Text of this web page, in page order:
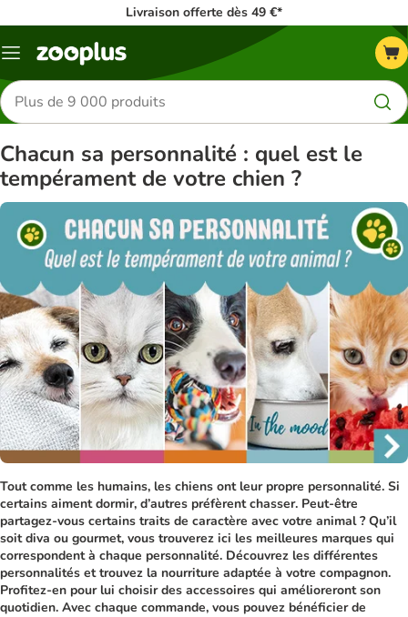
Livraison offerte dès 49 €*
Menu
Rechercher
des
produits
Chacun sa personnalité : quel est le
tempérament de votre chien ?
Tout comme les humains, les chiens ont leur propre personnalité. Si
certains aiment dormir, d’autres préfèrent chasser. Peut-être
partagez-vous certains traits de caractère avec votre animal ? Qu’il
soit diva ou gourmet, vous trouverez ici les meilleures marques qui
correspondent à chaque personnalité. Découvrez les différentes
personnalités et trouvez la nourriture adaptée à votre compagnon.
Profitez-en pour lui choisir des accessoires qui amélioreront son
quotidien. Avec chaque commande, vous pouvez bénéficier de